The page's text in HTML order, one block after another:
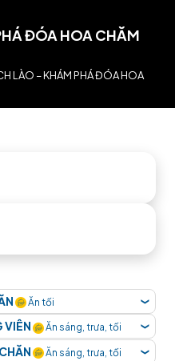
ĐÓA HOA CHĂM
LÀO – KHÁM PHÁ ĐÓA HOA
Ăn tối ❮
bay Tân Sơn Nhất, ga
dẫn viênTransViet
VIÊN Ăn sáng, trưa, tối ❮
làm thủ tục trả phòng
Ăn sáng, trưa, tối ❮